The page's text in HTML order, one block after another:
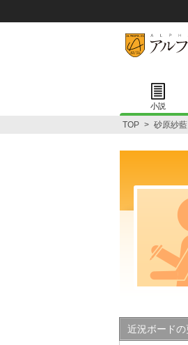
小説
TOP > 砂原紗藍
近況ボード